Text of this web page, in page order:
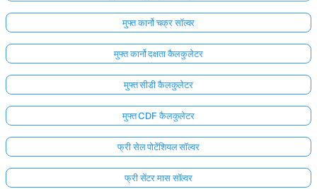
मुफ्त कार्नो चक्र सॉल्वर
मुफ्त कार्नो दक्षता कैलकुलेटर
मुफ्त सीडी कैलकुलेटर
मुफ्त CDF कैलकुलेटर
फ्री सेल पोटेंशियल सॉल्वर
फ्री सेंटर मास सॉल्वर